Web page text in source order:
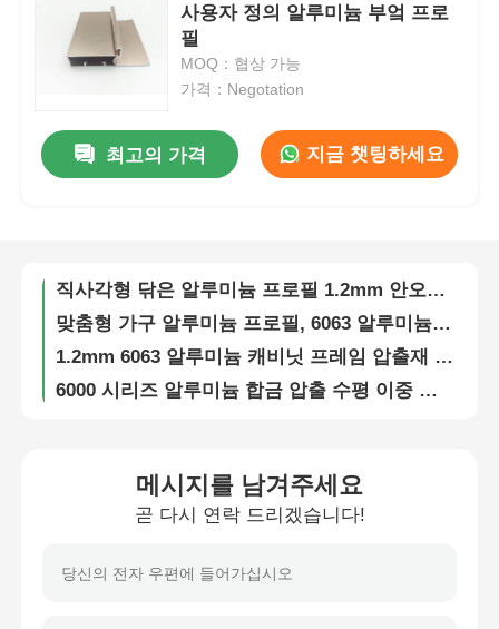
제품
저희에게 연락하십시오
뉴스
인용 을 요청 하십시오
사용자 정의 알루미늄 부엌 프로
필
MOQ：협상 가능
가격：Negotation
최고의 가격
지금 챗팅하세요
실버 6063 T5 알루미늄 파티션 프로파일 (드라이월/유리 벽 시스템용)
6000 시리즈 알루미늄 합금 압출 수평 이중 접이식 창문 유리문 알루미늄 프로파일
메시지를 남겨주세요
곧 다시 연락 드리겠습니다!